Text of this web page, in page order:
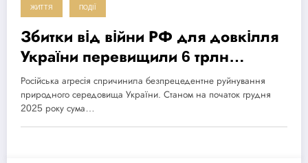
ЖИТТЯ ПОДІЇ
Збитки від війни РФ для довкілля
України перевищили 6 трлн
гривень
Російська агресія спричинила безпрецедентне руйнування
природного середовища України. Станом на початок грудня
2025 року сума…